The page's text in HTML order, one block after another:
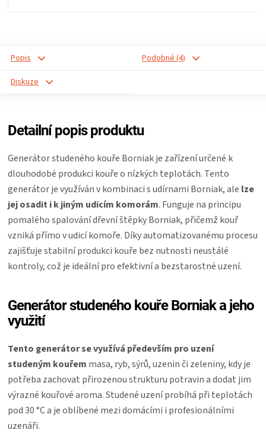
Popis
Podobné (4)
Diskuze
Detailní popis produktu
Generátor studeného kouře Borniak je zařízení určené k
dlouhodobé produkci kouře o nízkých teplotách. Tento
generátor je využíván v kombinaci s udírnami Borniak, ale lze
jej osadit i k jiným udicím komorám. Funguje na principu
pomalého spalování dřevní štěpky Borniak, přičemž kouř
vzniká přímo v udicí komoře. Díky automatizovanému procesu
zajišťuje stabilní produkci kouře bez nutnosti neustálé
kontroly, což je ideální pro efektivní a bezstarostné uzení.
Generátor studeného kouře Borniak a jeho
využití
Tento generátor se využívá především pro uzení
studeným kouřem masa, ryb, sýrů, uzenin či zeleniny, kdy je
potřeba zachovat přirozenou strukturu potravin a dodat jim
výrazné kouřové aroma. Studené uzení probíhá při teplotách
pod 30 °C a je oblíbené mezi domácími i profesionálními
uzenáři.